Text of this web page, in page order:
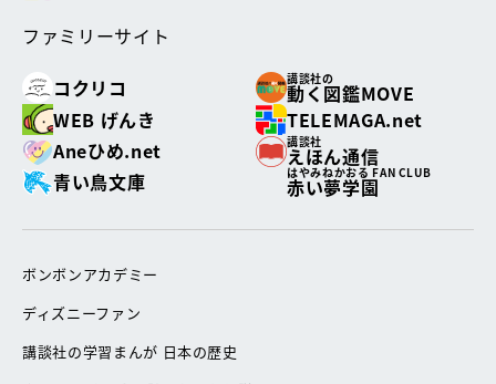
ファミリーサイト
コクリコ
講談社の
動く図鑑MOVE
WEB げんき
TELEMAGA.net
Aneひめ.net
講談社
えほん通信
青い鳥文庫
はやみねかおる FAN CLUB
赤い夢学園
ボンボンアカデミー
ディズニーファン
講談社の学習まんが 日本の歴史